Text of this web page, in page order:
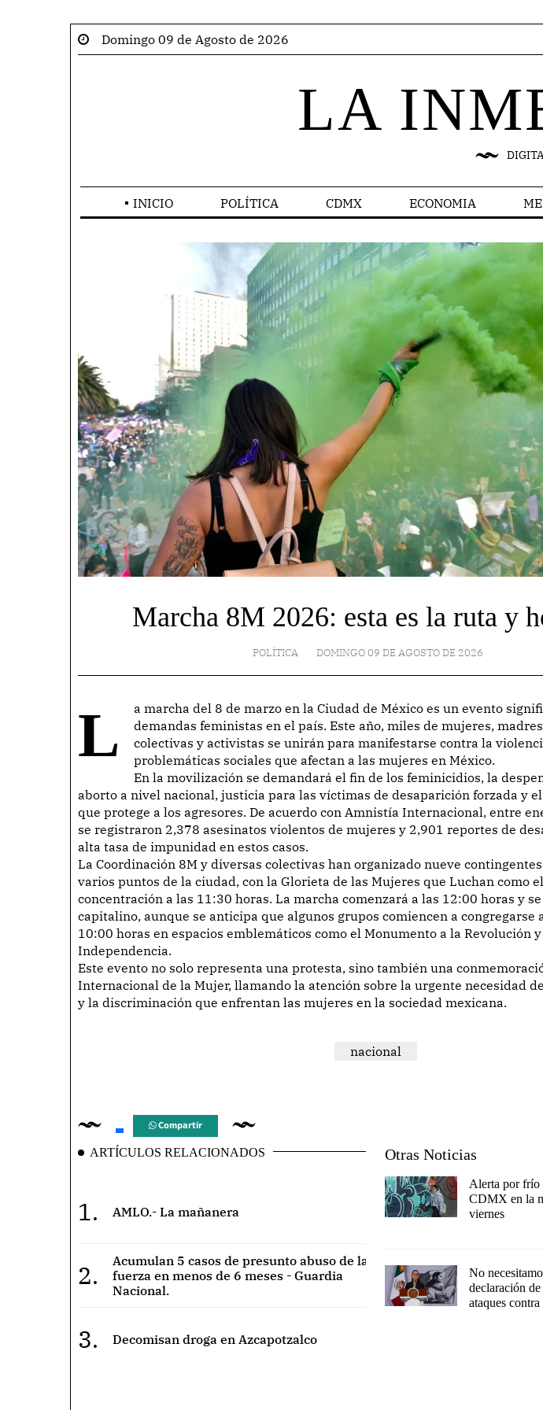
Domingo 09 de Agosto de 2026
LA
INICIO POLÍTICA CDMX ECONOMIA
Marcha 8M 2026: esta es la ruta y
POLÍTICA DOMINGO 09 DE AGOSTO DE 2026
La marcha del 8 de marzo en la Ciudad de México es un evento significativo que resalta las
demandas feministas en el país. Este año, miles de mujeres,
colectivas y activistas se unirán para manifestarse contra la
problemáticas sociales que afectan a las mujeres en México.
En la movilización se demandará el fin de los feminicidios, la
aborto a nivel nacional, justicia para las víctimas de desaparición forzada y
que protege a los agresores. De acuerdo con Amnistía Internacional, entre
se registraron 2,378 asesinatos violentos de mujeres y 2,901 reportes de
alta tasa de impunidad en estos casos.
La Coordinación 8M y diversas colectivas han organizado nueve
varios puntos de la ciudad, con la Glorieta de las Mujeres que Luchan como
concentración a las 11:30 horas. La marcha comenzará a las 12:00 horas y
capitalino, aunque se anticipa que algunos grupos comiencen a congregarse
10:00 horas en espacios emblemáticos como el Monumento a la Revolución
Independencia.
Este evento no solo representa una protesta, sino también una
Internacional de la Mujer, llamando la atención sobre la urgente necesidad
y la discriminación que enfrentan las mujeres en la sociedad mexicana.
nacional
Compartir
ARTÍCULOS RELACIONADOS
1. AMLO.- La mañanera
2.
Acumulan 5 casos de presunto abuso de la
fuerza en menos de 6 meses - Guardia
Nacional.
3. Decomisan droga en Azcapotzalco
Otras Noticias
Alerta por frío
CDMX en la
viernes
No
declaración
ataques